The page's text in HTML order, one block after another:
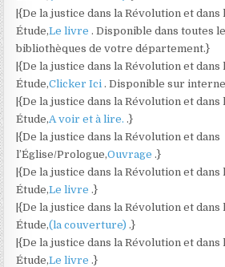
|{De la justice dans la Révolution et dans
Étude,Le livre. Disponible dans toutes
bibliothèques de votre département.}
|{De la justice dans la Révolution et dans
Étude,Clicker Ici. Disponible sur
|{De la justice dans la Révolution et
Étude,A voir et à lire..}
|{De la justice dans la Révolution et dans
l’Église/Prologue,Ouvrage.}
|{De la justice dans la Révolution et dans
Étude,Le livre.}
|{De la justice dans la Révolution et dans
Étude,(la couverture).}
|{De la justice dans la Révolution et dans
Étude,Le livre.}